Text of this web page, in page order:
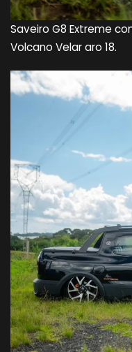
Saveiro G8 Extreme
Volcano Velar aro 18.